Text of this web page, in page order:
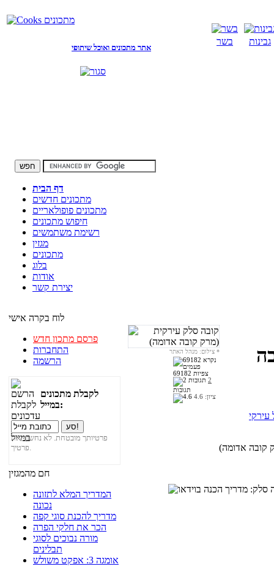
אתר מתכונים ואוכל שיתופי
בשר גבינות
דף הבית
מתכונים חדשים
מתכונים פופולאריים
חיפוש מתכונים
רשימת משתמשים
מגזין
מתכונים
בלוג
אודות
יצירת קשר
לוח בקרה אישי
פרסם מתכון חדש
התחברות
הרשמה
לקבלת מתכונים
במייל:
פרטיותך מובטחת. לא נחשוף את
פרטיך.
חם מהמגזין
המדריך המלא לתזונה
נכונה
מדריך להכנת סוגי קפה
הכר את חלקי הפרה
מורה נבוכים לסוגי
תבלינים
אומגה 3: אפקט משולש
*
69182 צפיות
2
תגובות
ציון: 4.6
עירקי